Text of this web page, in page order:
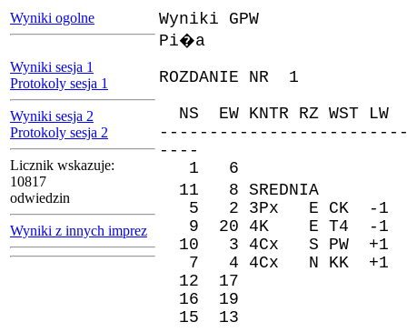
Wyniki ogolne
Wyniki sesja 1
Protokoly sesja 1
Wyniki sesja 2
Protokoly sesja 2
Licznik wskazuje:
10817
odwiedzin
Wyniki z innych imprez
Wyniki GPW
Pi�a
ROZDANIE NR 1
NS EW KNTR RZ WST
----
1 6 150
11 8 SREDNIA
5 2 3Px E CK -1
9 20 4K E T4 -
10 3 4Cx S PW
7 4 4Cx N KK
12 17 100
16 19 150
15 13 50